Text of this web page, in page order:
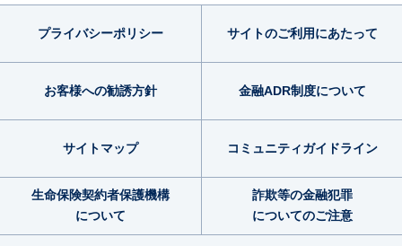
プライバシーポリシー サイトのご利用にあたって
お客様への勧誘方針 金融ADR制度について
サイトマップ コミュニティガイドライン
生命保険契約者保護機構
について
詐欺等の金融犯罪
についてのご注意